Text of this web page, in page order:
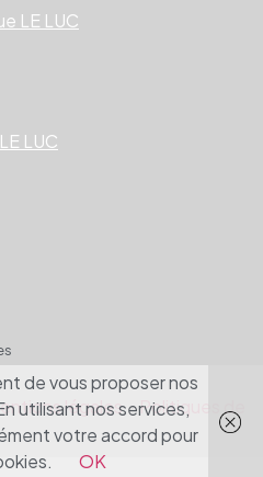
LE LUC
LUC
légales•Politiques de
de vous proposer nos
utilisant nos services,
votre accord pour
OK